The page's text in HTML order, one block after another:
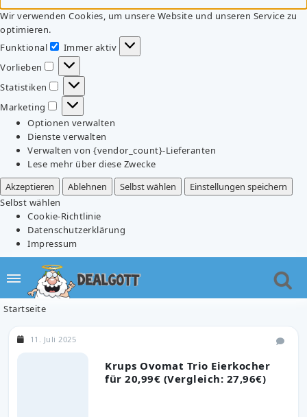
Wir verwenden Cookies, um unsere Website und unseren Service zu
optimieren.
Funktional
Funktional
Immer aktiv
Vorlieben
Vorlieben
Statistiken
Statistiken
Marketing
Marketing
Optionen verwalten
Dienste verwalten
Verwalten von {vendor_count}-Lieferanten
Lese mehr über diese Zwecke
Akzeptieren
Ablehnen Selbst wählen
Einstellungen speichern
Selbst wählen
Cookie-Richtlinie
Datenschutzerklärung
Impressum
Startseite
Krups Ovomat Trio Eierkocher
für 20,99€ (Vergleich: 27,96€)
11. Juli 2025